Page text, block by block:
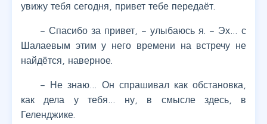
увижу тебя сегодня, привет тебе передаёт.
– Спасибо за привет, – улыбаюсь я. – Эх… с
Шалаевым этим у него времени на встречу не
найдётся, наверное.
– Не знаю… Он спрашивал как обстановка,
как дела у тебя… ну, в смысле здесь, в
Геленджике.